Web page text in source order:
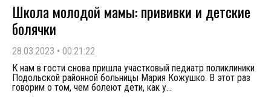
Школа молодой мамы: прививки и детские
болячки
28.03.2023 • 00:21:22
К нам в гости снова пришла участковый педиатр поликлиники
Подольской районной больницы Мария Кожушко. В этот раз
говорим о том, чем болеют дети, как у...